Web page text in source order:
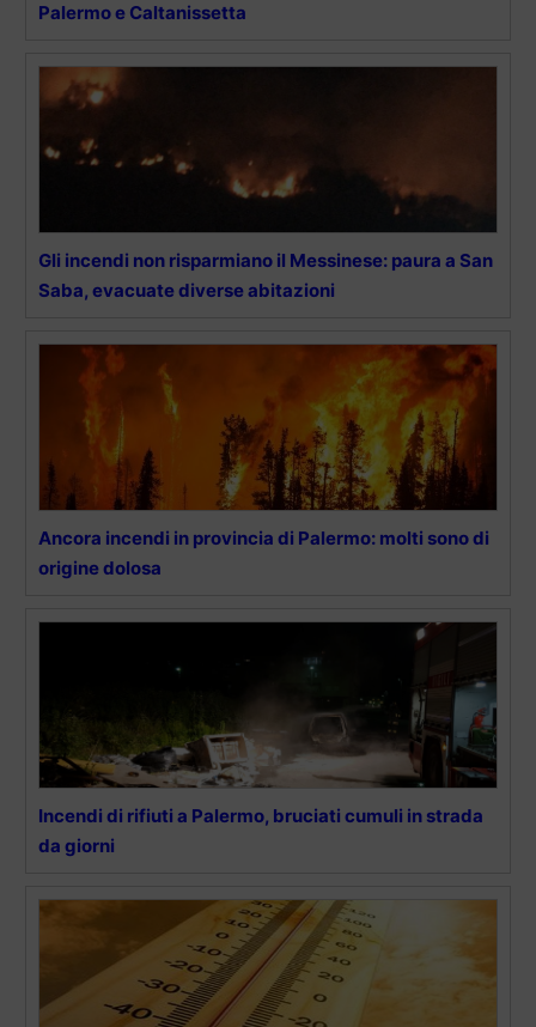
Palermo e Caltanissetta
Gli incendi non risparmiano il Messinese: paura a San
Saba, evacuate diverse abitazioni
Ancora incendi in provincia di Palermo: molti sono di
origine dolosa
Incendi di rifiuti a Palermo, bruciati cumuli in strada
da giorni